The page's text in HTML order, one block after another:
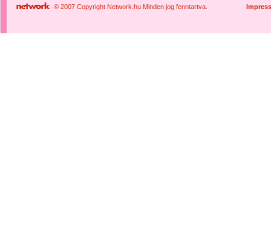
© 2007 Copyright Network.hu Minden jog fenntartva.